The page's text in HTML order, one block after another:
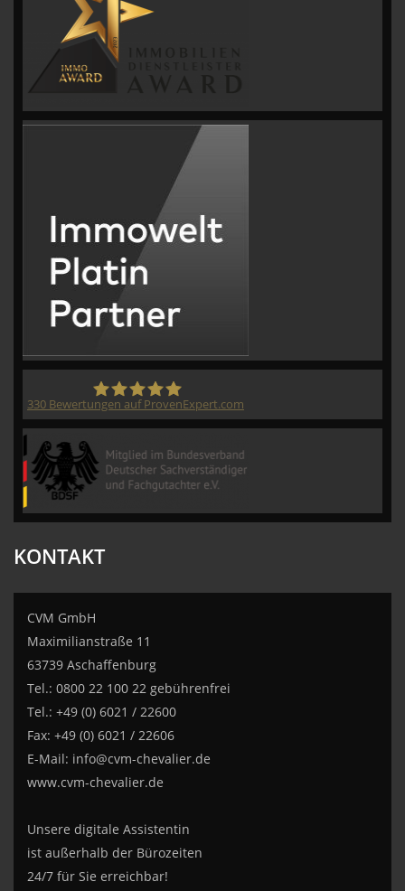
330 Bewertungen auf ProvenExpert.com
KONTAKT
CVM GmbH
Maximilianstraße 11
63739 Aschaffenburg
Tel.: 0800 22 100 22 gebührenfrei
Tel.: +49 (0) 6021 / 22600
Fax: +49 (0) 6021 / 22606
E-Mail: info@cvm-chevalier.de
www.cvm-chevalier.de
Unsere digitale Assistentin
ist außerhalb der Bürozeiten
24/7 für Sie erreichbar!